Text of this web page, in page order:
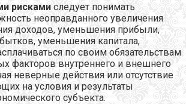
рисками следует понимать
неоправданного увеличения
доходов, уменьшения прибыли,
уменьшения капитала,
по своим обязательствам
факторов внутреннего и внешнего
неверные действия или отсутствие
на условия и результаты
субъекта.